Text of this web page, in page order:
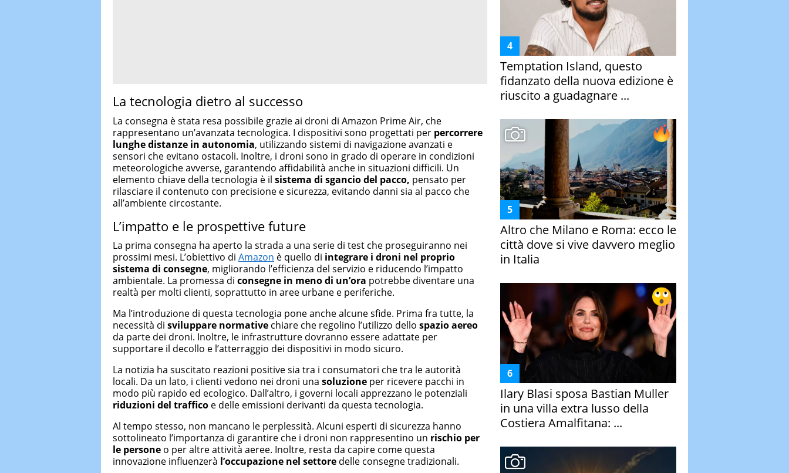
La tecnologia dietro al successo
La consegna è stata resa possibile grazie ai droni di Amazon Prime Air, che
rappresentano un’avanzata tecnologica. I dispositivi sono progettati per percorrere
lunghe distanze in autonomia, utilizzando sistemi di navigazione avanzati e
sensori che evitano ostacoli. Inoltre, i droni sono in grado di operare in condizioni
meteorologiche avverse, garantendo affidabilità anche in situazioni difficili. Un
elemento chiave della tecnologia è il sistema di sgancio del pacco, pensato per
rilasciare il contenuto con precisione e sicurezza, evitando danni sia al pacco che
all’ambiente circostante.
L’impatto e le prospettive future
La prima consegna ha aperto la strada a una serie di test che proseguiranno nei
prossimi mesi. L’obiettivo di Amazon è quello di integrare i droni nel proprio
sistema di consegne, migliorando l’efficienza del servizio e riducendo l’impatto
ambientale. La promessa di consegne in meno di un’ora potrebbe diventare una
realtà per molti clienti, soprattutto in aree urbane e periferiche.
Ma l’introduzione di questa tecnologia pone anche alcune sfide. Prima fra tutte, la
necessità di sviluppare normative chiare che regolino l’utilizzo dello spazio aereo
da parte dei droni. Inoltre, le infrastrutture dovranno essere adattate per
supportare il decollo e l’atterraggio dei dispositivi in modo sicuro.
La notizia ha suscitato reazioni positive sia tra i consumatori che tra le autorità
locali. Da un lato, i clienti vedono nei droni una soluzione per ricevere pacchi in
modo più rapido ed ecologico. Dall’altro, i governi locali apprezzano le potenziali
riduzioni del traffico e delle emissioni derivanti da questa tecnologia.
Al tempo stesso, non mancano le perplessità. Alcuni esperti di sicurezza hanno
sottolineato l’importanza di garantire che i droni non rappresentino un rischio per
le persone o per altre attività aeree. Inoltre, resta da capire come questa
innovazione influenzerà l’occupazione nel settore delle consegne tradizionali.
Temptation Island, questo
fidanzato della nuova edizione è
riuscito a guadagnare ...
Altro che Milano e Roma: ecco le
città dove si vive davvero meglio
in Italia
Ilary Blasi sposa Bastian Muller
in una villa extra lusso della
Costiera Amalfitana: ...